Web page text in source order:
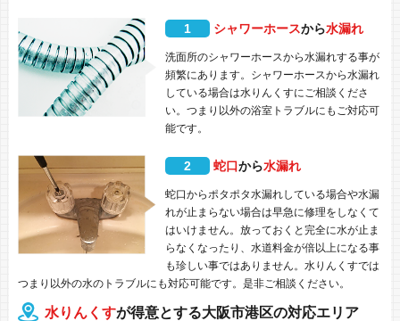
1 シャワーホースから水漏れ
洗面所のシャワーホースから水漏れする事が
頻繁にあります。シャワーホースから水漏れ
している場合は水りんくすにご相談くださ
い。つまり以外の浴室トラブルにもご対応可
能です。
2 蛇口から水漏れ
蛇口からポタポタ水漏れしている場合や水漏
れが止まらない場合は早急に修理をしなくて
はいけません。放っておくと完全に水が止ま
らなくなったり、水道料金が倍以上になる事
も珍しい事ではありません。水りんくすでは
つまり以外の水のトラブルにも対応可能です。是非ご相談ください。
水りんくすが得意とする大阪市港区の対応エリア